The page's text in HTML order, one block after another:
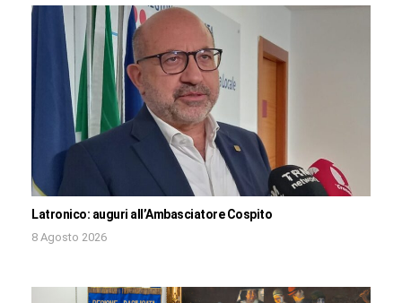
Latronico: auguri all’Ambasciatore Cospito
8 Agosto 2026